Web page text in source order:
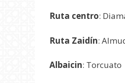
Ruta centro:
Ruta Zaidín:
Albaicin: Torcuato